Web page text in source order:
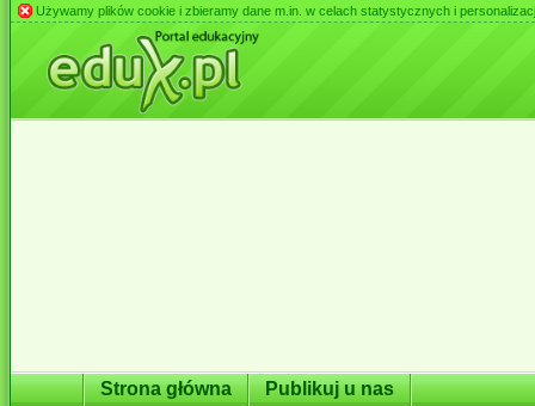
Używamy plików cookie i zbieramy dane m.in. w celach statystycznych i
Strona główna Publikuj u nas